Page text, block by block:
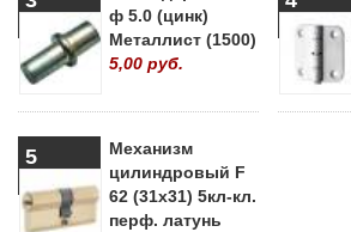
ф 5.0 (цинк)
Металлист (1500)
5,00 руб.
5
Механизм
цилиндровый F
62 (31х31) 5кл-кл.
перф. латунь